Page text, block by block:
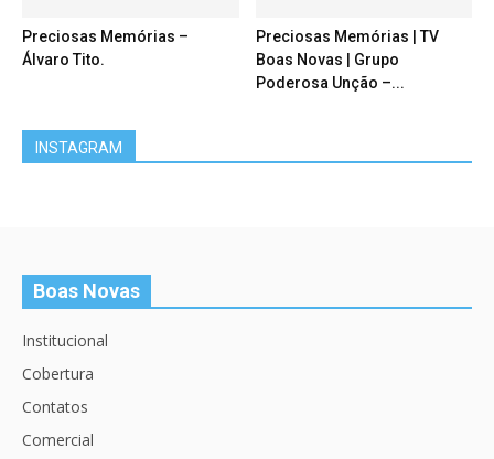
Preciosas Memórias –
Álvaro Tito.
Preciosas Memórias | TV
Boas Novas | Grupo
Poderosa Unção –...
INSTAGRAM
Boas Novas
Institucional
Cobertura
Contatos
Comercial